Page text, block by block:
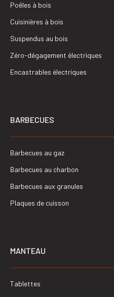
Poêles à bois
Cuisinières à bois
Suspendus au bois
Zéro-dégagement électriques
Encastrables électriques
BARBECUES
Barbecues au gaz
Barbecues au charbon
Barbecues aux granules
Plaques de cuisson
MANTEAU
Tablettes